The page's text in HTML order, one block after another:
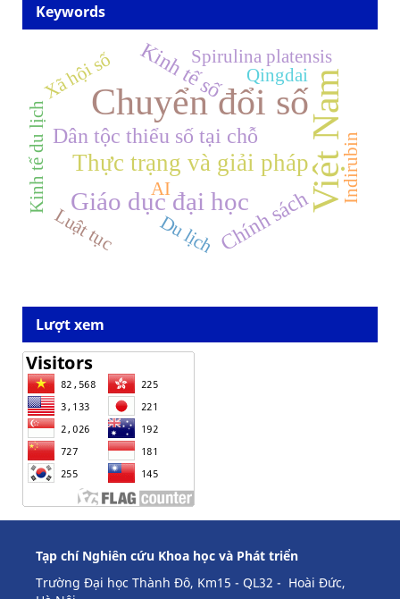
Keywords
Chuyển đổi sốViệt Nam
Giáo dục đại học
Thực trạng và giải pháp
Dân tộc thiểu số tại chỗ
Chính sách
Kinh tế số
Du lịch
Luật tục
Spirulina platensis
AI
Xã hội số
Indirubin
Kinh tế du lịch
Qingdai
Lượt xem
Tạp chí Nghiên cứu Khoa học và Phát triển
Trường Đại học Thành Đô, Km15 - QL32 - Hoài Đức,